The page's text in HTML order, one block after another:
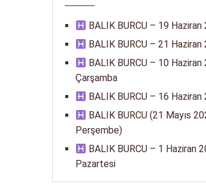
BALIK BURCU – 19 Haziran
BALIK BURCU – 21
BALIK BURCU – 10 Haziran
Çarşamba
BALIK BURCU – 16 Haziran
BALIK BURCU (21 Mayıs
Perşembe)
BALIK BURCU – 1 Haziran
Pazartesi